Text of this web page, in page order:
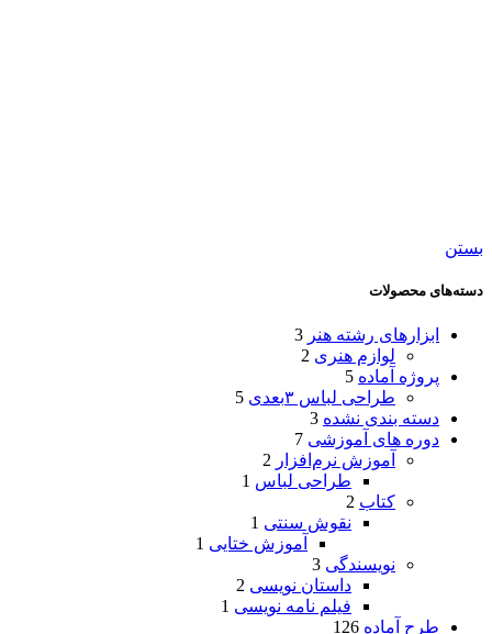
بستن
دسته‌های محصولات
ابزارهای رشته هنر 3
لوازم هنری 2
پروژه آماده 5
طراحی لباس ۳بعدی
5
دسته بندی نشده 3
دوره های آموزشی 7
آموزش نرم‌افزار 2
طراحی لباس 1
کتاب 2
نقوش سنتی 1
آموزش ختایی 1
نویسندگی 3
داستان نویسی 2
فیلم نامه نویسی 1
طرح آماده 126